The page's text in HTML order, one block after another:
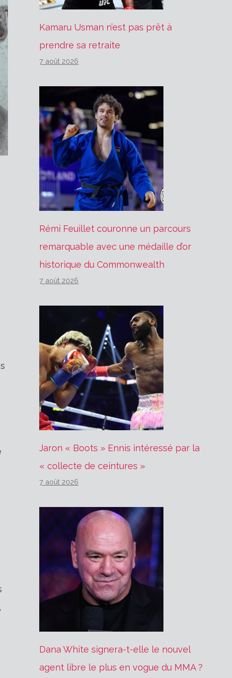
Kamaru Usman n’est pas prêt à
prendre sa retraite
7 août 2026
Rémi Feuillet couronne un parcours
remarquable avec une médaille d’or
historique du Commonwealth
7 août 2026
Jaron « Boots » Ennis intéressé par la
« collecte de ceintures »
7 août 2026
Dana White signera-t-elle le nouvel
agent libre le plus en vogue du MMA ?